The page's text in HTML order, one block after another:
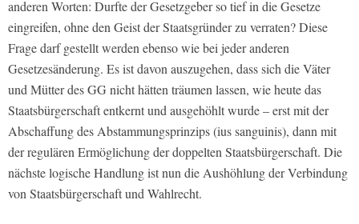
anderen Worten: Durfte der Gesetzgeber so tief in die Gesetze
eingreifen, ohne den Geist der Staatsgründer zu verraten? Diese
Frage darf gestellt werden ebenso wie bei jeder anderen
Gesetzesänderung. Es ist davon auszugehen, dass sich die Väter
und Mütter des GG nicht hätten träumen lassen, wie heute das
Staatsbürgerschaft entkernt und ausgehöhlt wurde – erst mit der
Abschaffung des Abstammungsprinzips (ius sanguinis), dann mit
der regulären Ermöglichung der doppelten Staatsbürgerschaft. Die
nächste logische Handlung ist nun die Aushöhlung der Verbindung
von Staatsbürgerschaft und Wahlrecht.